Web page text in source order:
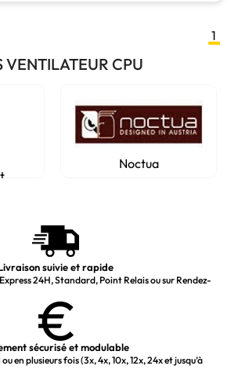
1
VENTILATEUR CPU
Noctua
suivie et rapide
24H, Standard, Point Relais ou sur Rendez-
sécurisé et modulable
en plusieurs fois (3x, 4x, 10x, 12x, 24x et jusqu’à